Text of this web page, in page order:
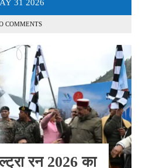
31 2026
COMMENTS
रन 2026 का